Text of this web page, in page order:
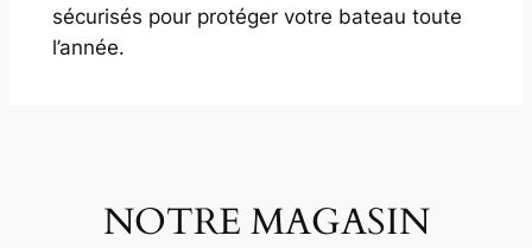
sécurisés pour protéger votre bateau toute
l’année.
NOTRE MAGASIN